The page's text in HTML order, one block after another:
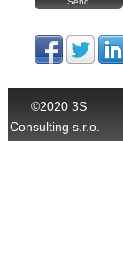
©2020 3S
Consulting s.r.o.